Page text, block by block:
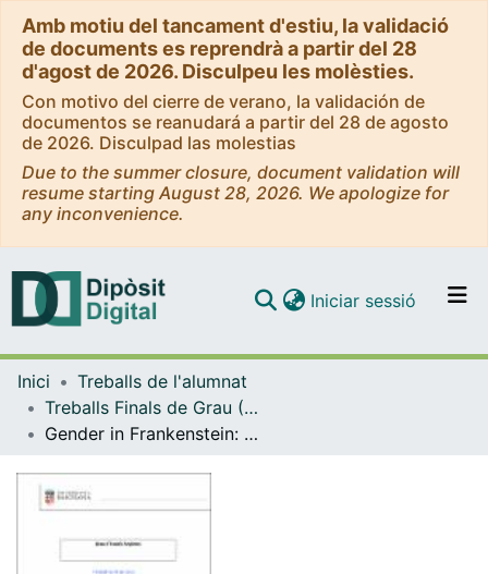
Amb motiu del tancament d'estiu, la validació
de documents es reprendrà a partir del 28
d'agost de 2026. Disculpeu les molèsties.
Con motivo del cierre de verano, la validación de
documentos se reanudará a partir del 28 de agosto
de 2026. Disculpad las molestias
Due to the summer closure, document validation will
resume starting August 28, 2026. We apologize for
any inconvenience.
Navega per tot el DD
Iniciar sessió (current)
Inici
Treballs de l'alumnat
Treballs Finals de Grau (TFG) - Estudis Anglesos
Gender in Frankenstein: Revisiting Otherness and Identity in The Handmaid’s Tale and Ex Machina